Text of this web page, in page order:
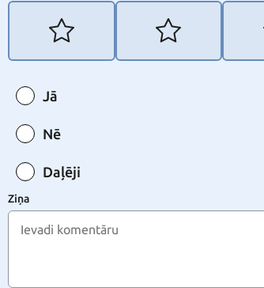
Jā
Nē
Daļēji
Ziņa